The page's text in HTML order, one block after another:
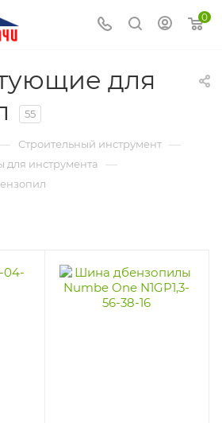
0
для
55
Строительный инструмент —
для инструмента —